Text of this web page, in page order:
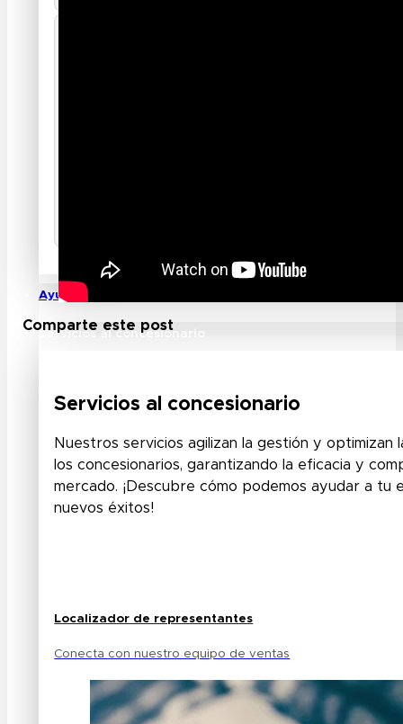
Ayuda
Servicios al concesionario
Servicios al concesionario
Nuestros servicios agilizan la gestión y optimizan
los concesionarios, garantizando la eficacia y
mercado. ¡Descubre cómo podemos ayudar a tu
nuevos éxitos!
Localizador de representantes
Conecta con nuestro equipo de ventas
Comparte este post